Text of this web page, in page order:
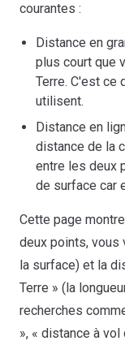
courantes :
Distance en
plus court que
Terre. C'est ce
utilisent.
Distance en
distance de la
entre les deux
de surface car
Cette page
deux points, vous
la surface) et la
Terre » (la
recherches
», « distance à